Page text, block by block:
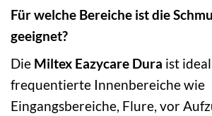
Für welche Bereiche ist die
geeignet?
Die Miltex Eazycare Dura ist
frequentierte Innenbereiche wie
Eingangsbereiche, Flure, vor